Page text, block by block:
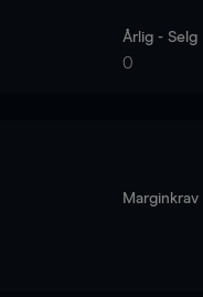
Årlig - Selg
0
Marginkrav